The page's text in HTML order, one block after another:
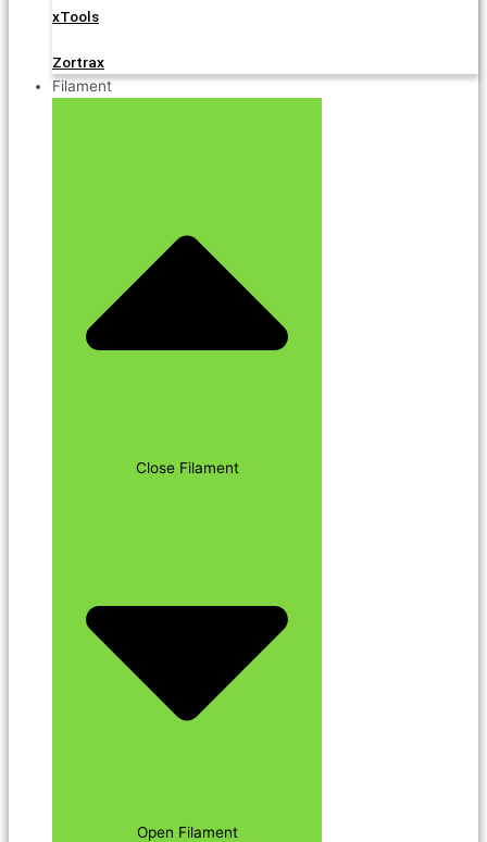
xTools
Zortrax
Filament
Close Filament
Open Filament